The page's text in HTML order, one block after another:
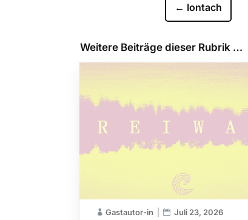
← Iontach
Weitere Beiträge dieser Rubrik …
Gastautor-in Juli 23, 2026